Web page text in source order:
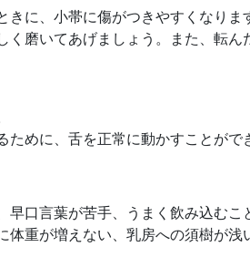
に、小帯に傷がつきやすくなりま
磨いてあげましょう。また、転ん
めに、舌を正常に動かすことがで
口言葉が苦手、うまく飲み込む
重が増えない、乳房への須樹が浅